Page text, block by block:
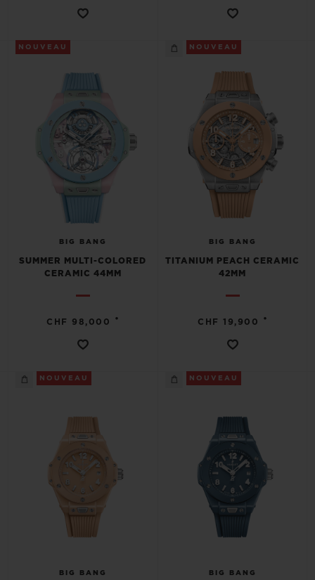
NOUVEAU
BIG BANG
SUMMER MULTI-COLORED
CERAMIC 44MM
CHF 98,000 •
NOUVEAU
BIG BANG
TITANIUM PEACH CERAMIC
42MM
CHF 19,900 •
NOUVEAU
BIG BANG
NOUVEAU
BIG BANG